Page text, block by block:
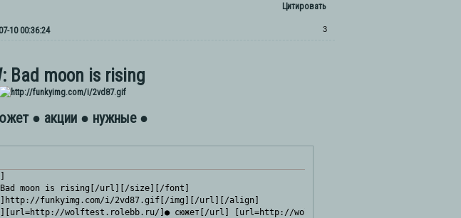
Цитировать
3
10 00:36:24
Bad moon is rising
● акции ● нужные ●
moon is rising[/url][/size][/font]
funkyimg.com/i/2vd87.gif[/img][/url][/align]
wolftest.rolebb.ru/]● сюжет[/url] [url=http://wolftest.rolebb.ru/]●